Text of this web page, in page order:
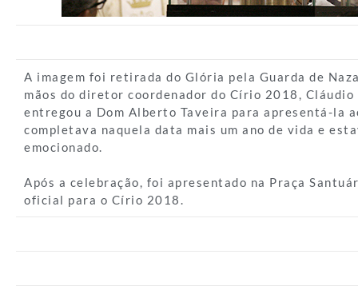
A imagem foi retirada do Glória pela Guarda de
mãos do diretor coordenador do Círio 2018, Cláudio
entregou a Dom Alberto Taveira para apresentá-la
completava naquela data mais um ano de vida e
emocionado.
Após a celebração, foi apresentado na Praça
oficial para o Círio 2018.